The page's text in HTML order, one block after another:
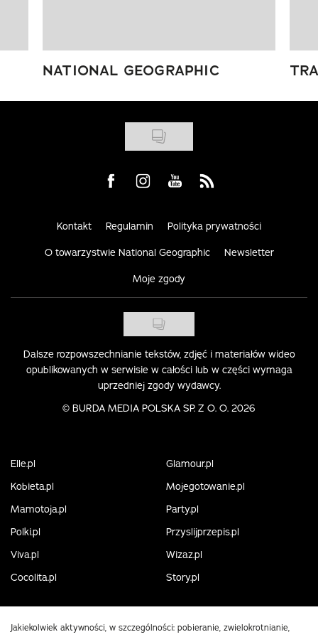
NATIONAL GEOGRAPHIC
Visit us on Facebook
Visit us on Instagram
Visit us on Youtube
Visit us on Rss
Kontakt Regulamin Polityka prywatności
O towarzystwie National Geographic Newsletter
Moje zgody
Dalsze rozpowszechnianie tekstów, zdjęć i materiałów wideo
opublikowanych w serwisie w całości lub w części wymaga
uprzedniej zgody wydawcy.
© BURDA MEDIA POLSKA SP. Z O. O. 2026
Elle.pl
Glamour.pl
Kobieta.pl
Mojegotowanie.pl
Mamotoja.pl
Party.pl
Polki.pl
Przyslijprzepis.pl
Viva.pl
Wizaz.pl
Cocolita.pl
Story.pl
Jakiekolwiek aktywności, w szczególności: pobieranie, zwielokrotnianie,